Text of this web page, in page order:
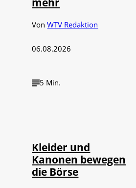
VonWTV Redaktion
06.08.2026
5 Min.
Kleider und
Kanonen bewegen
die Börse